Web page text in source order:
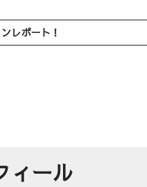
ポート！
ィール